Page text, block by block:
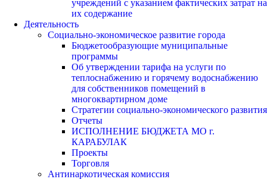
учреждений с указанием фактических затрат на
их содержание
Деятельность
Социально-экономическое развитие города
Бюджетообразующие муниципальные
программы
Об утверждении тарифа на услуги по
теплоснабжению и горячему водоснабжению
для собственников помещений в
многоквартирном доме
Стратегии социально-экономического развития
Отчеты
ИСПОЛНЕНИЕ БЮДЖЕТА МО г.
КАРАБУЛАК
Проекты
Торговля
Антинаркотическая комиссия